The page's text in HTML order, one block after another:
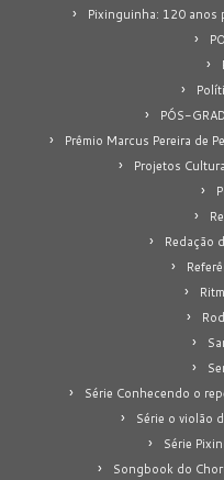
Pixinguinha: 120 anos
PÓS-
Prêmio Marcus Pereira de
Projetos
Redação
Série Conhecendo o
Série o violão
Série
Songbook do